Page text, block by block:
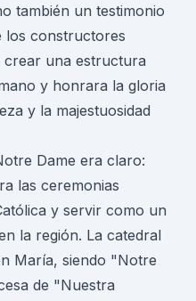
también un testimonio
los constructores
crear una estructura
y honrara la gloria
y la majestuosidad
Dame era claro:
las ceremonias
y servir como un
la región. La catedral
María, siendo "Notre
de "Nuestra